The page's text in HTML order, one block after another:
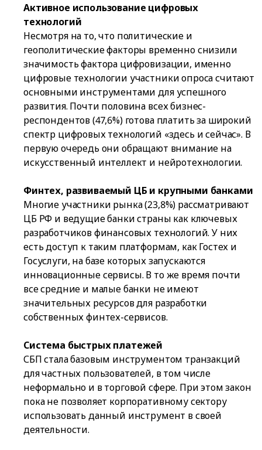
Активное использование цифровых
технологий
Несмотря на то, что политические и
геополитические факторы временно снизили
значимость фактора цифровизации, именно
цифровые технологии участники опроса считают
основными инструментами для успешного
развития. Почти половина всех бизнес-
респондентов (47,6%) готова платить за широкий
спектр цифровых технологий «здесь и сейчас». В
первую очередь они обращают внимание на
искусственный интеллект и нейротехнологии.
Финтех, развиваемый ЦБ и крупными банками
Многие участники рынка (23,8%) рассматривают
ЦБ РФ и ведущие банки страны как ключевых
разработчиков финансовых технологий. У них
есть доступ к таким платформам, как Гостех и
Госуслуги, на базе которых запускаются
инновационные сервисы. В то же время почти
все средние и малые банки не имеют
значительных ресурсов для разработки
собственных финтех-сервисов.
Система быстрых платежей
СБП стала базовым инструментом транзакций
для частных пользователей, в том числе
неформально и в торговой сфере. При этом закон
пока не позволяет корпоративному сектору
использовать данный инструмент в своей
деятельности.